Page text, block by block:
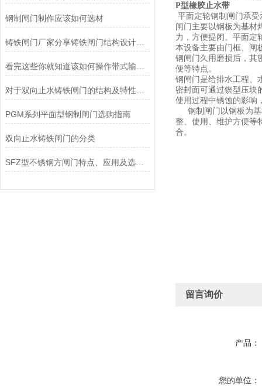
钢制闸门制作应该如何选材
铸铁闸门厂家分享铸铁闸门结构设计及工作原理
PGM系列平面型钢制闸门选购指南
双向止水铸铁闸门的分类
SFZ型不锈钢方闸门特点、应用及选购指南全解析
P型橡胶止水带
平面定轮钢制闸门承受
闸门主要以钢板为基材
力，方便提闭。平面定
本设备主要由门框、闸
钢闸门久用磨损后，其
便等特点。
钢闸门是给排水工程、
密封面可通过锲型压块
使用过程中锈蚀的影响
钢制闸门以钢板为
整、使用、维护方便等
合。
留言询价
产品：
您的单位：